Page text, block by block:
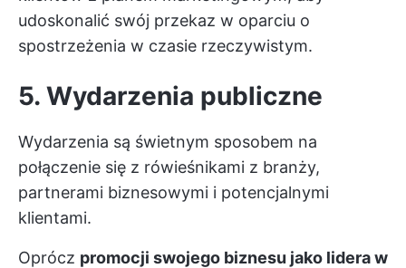
udoskonalić swój przekaz w oparciu o
spostrzeżenia w czasie rzeczywistym.
5. Wydarzenia publiczne
Wydarzenia są świetnym sposobem na
połączenie się z rówieśnikami z branży,
partnerami biznesowymi i potencjalnymi
klientami.
Oprócz promocji swojego biznesu jako lidera w